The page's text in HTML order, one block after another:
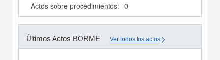
Actos sobre procedimientos: 0
Últimos Actos BORME Ver todos los actos